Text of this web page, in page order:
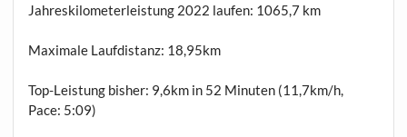
Jahreskilometerleistung 2022 laufen: 1065,7 km
Maximale Laufdistanz: 18,95km
Top-Leistung bisher: 9,6km in 52 Minuten (11,7km/h,
Pace: 5:09)